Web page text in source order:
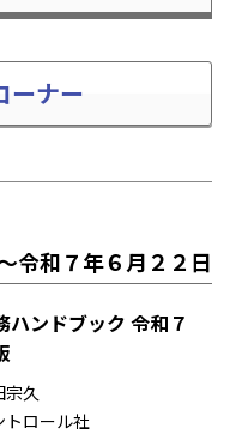
ーナー
令和７年６月２２日
ハンドブック 令和７
宗久
トロール社